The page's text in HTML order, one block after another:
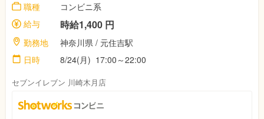
職種
コンビニ系
給与
時給1,400 円
勤務地
神奈川県 / 元住吉駅
日時
8/24(月) 17:00～22:00
セブンイレブン 川崎木月店